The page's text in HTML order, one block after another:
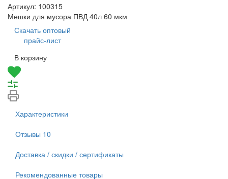
Артикул: 100315
Мешки для мусора ПВД 40л 60 мкм
Скачать оптовый
прайс-лист
В корзину
Характеристики
Отзывы 10
Доставка / скидки / сертификаты
Рекомендованные товары